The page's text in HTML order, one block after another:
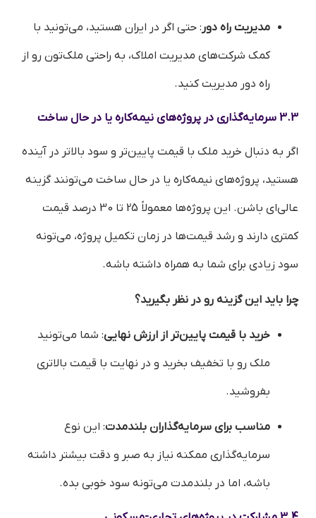
مدیریت راه دور : حتی اگر در ایران هستید، می‌تونید با
کمک شرکت‌های مدیریت املاک، به راحتی ملک‌تون رو از
راه دور مدیریت کنید.
3.3 سرمایه‌گذاری در پروژه‌های نیمه‌کاره یا در حال ساخت
اگر به دنبال خرید ملک با قیمت پایین‌تر و سود بالاتر در آینده
هستید، پروژه‌های نیمه‌کاره یا در حال ساخت می‌تونند گزینه
عالی‌ای باشن. این پروژه‌ها معمولاً 25 تا 30 درصد قیمت
کمتری دارند و رشد قیمت‌ها در زمان تکمیل پروژه، می‌تونه
سود زیادی برای شما به همراه داشته باشه.
چرا باید این گزینه رو در نظر بگیرید؟
خرید با قیمت پایین‌تر از ارزش نهایی: شما می‌تونید
ملک رو با تخفیف بخرید و در نهایت با قیمت بالاتری
بفروشید.
مناسب برای سرمایه‌گذاران بلندمدت: این نوع
سرمایه‌گذاری ممکنه نیاز به صبر و دقت بیشتر داشته
باشه، اما در بلندمدت می‌تونه سود خوبی بده.